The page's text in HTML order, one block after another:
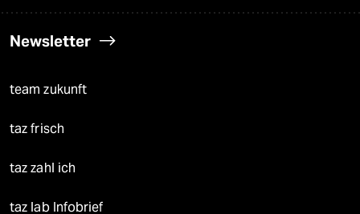
Newsletter
team zukunft
taz frisch
taz zahl ich
taz lab Infobrief